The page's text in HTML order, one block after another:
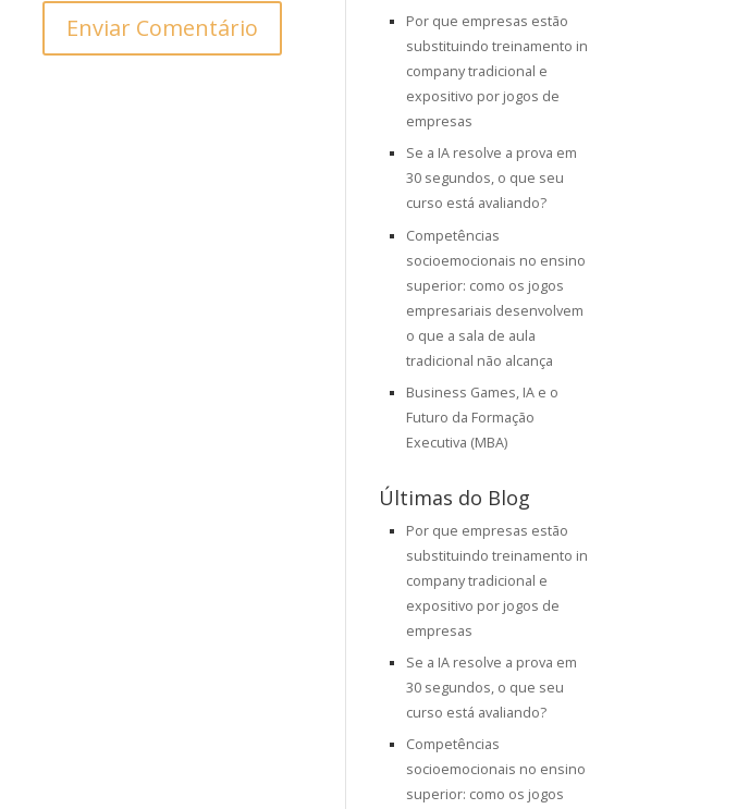
Por que empresas estão
substituindo treinamento in
company tradicional e
expositivo por jogos de
empresas
Se a IA resolve a prova em
30 segundos, o que seu
curso está avaliando?
Competências
socioemocionais no ensino
superior: como os jogos
empresariais desenvolvem
o que a sala de aula
tradicional não alcança
Business Games, IA e o
Futuro da Formação
Executiva (MBA)
Últimas do Blog
Por que empresas estão
substituindo treinamento in
company tradicional e
expositivo por jogos de
empresas
Se a IA resolve a prova em
30 segundos, o que seu
curso está avaliando?
Competências
socioemocionais no ensino
superior: como os jogos